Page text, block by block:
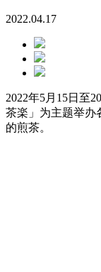
2022.04.17
2022年5月15日至
茶楽」为主题举办
的煎茶。